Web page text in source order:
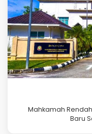
Mahkamah
Baru